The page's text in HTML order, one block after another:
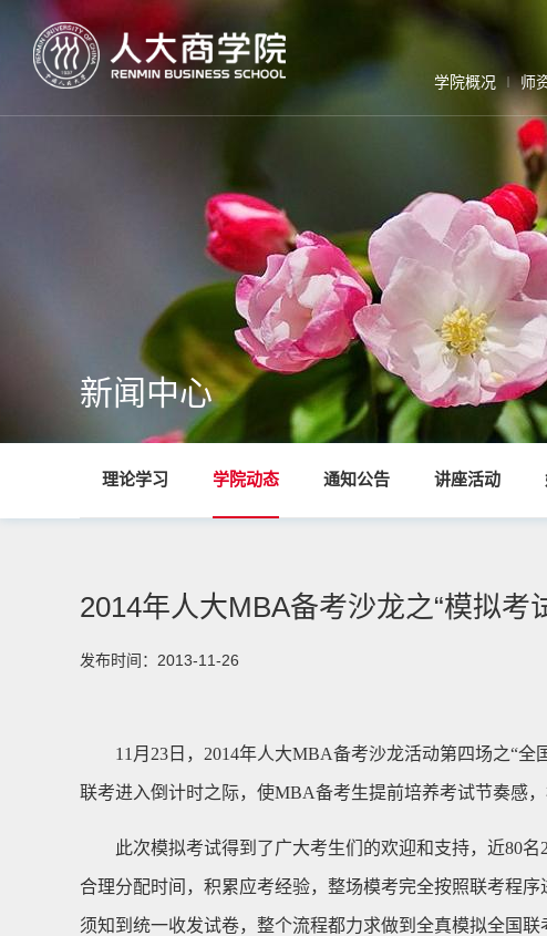
学院概况 师
新闻中心
理论学习 学院动态 通知公告 讲座活动
2014年人大MBA备考沙龙之“模拟考
发布时间：2013-11-26
11月23日，2014年人大MBA备考沙龙活动第四场之“
联考进入倒计时之际，使MBA备考生提前培养考试节奏感
此次模拟考试得到了广大考生们的欢迎和支持，近80
合理分配时间，积累应考经验，整场模考完全按照联考程
须知到统一收发试卷，整个流程都力求做到全真模拟全国